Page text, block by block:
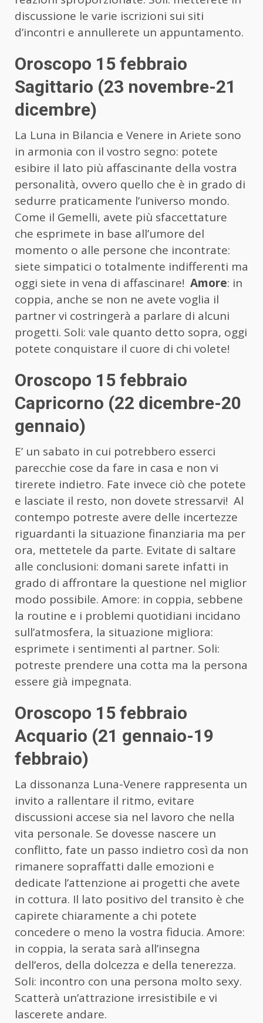
discussione le varie iscrizioni sui siti
d’incontri e annullerete un appuntamento.
Oroscopo 15 febbraio
Sagittario (23 novembre-21
dicembre)
La Luna in Bilancia e Venere in Ariete sono
in armonia con il vostro segno: potete
esibire il lato più affascinante della vostra
personalità, ovvero quello che è in grado di
sedurre praticamente l’universo mondo.
Come il Gemelli, avete più sfaccettature
che esprimete in base all’umore del
momento o alle persone che incontrate:
siete simpatici o totalmente indifferenti ma
oggi siete in vena di affascinare! Amore: in
coppia, anche se non ne avete voglia il
partner vi costringerà a parlare di alcuni
progetti. Soli: vale quanto detto sopra, oggi
potete conquistare il cuore di chi volete!
Oroscopo 15 febbraio
Capricorno (22 dicembre-20
gennaio)
E’ un sabato in cui potrebbero esserci
parecchie cose da fare in casa e non vi
tirerete indietro. Fate invece ciò che potete
e lasciate il resto, non dovete stressarvi! Al
contempo potreste avere delle incertezze
riguardanti la situazione finanziaria ma per
ora, mettetele da parte. Evitate di saltare
alle conclusioni: domani sarete infatti in
grado di affrontare la questione nel miglior
modo possibile. Amore: in coppia, sebbene
la routine e i problemi quotidiani incidano
sull’atmosfera, la situazione migliora:
esprimete i sentimenti al partner. Soli:
potreste prendere una cotta ma la persona
essere già impegnata.
Oroscopo 15 febbraio
Acquario (21 gennaio-19
febbraio)
La dissonanza Luna-Venere rappresenta un
invito a rallentare il ritmo, evitare
discussioni accese sia nel lavoro che nella
vita personale. Se dovesse nascere un
conflitto, fate un passo indietro così da non
rimanere sopraffatti dalle emozioni e
dedicate l’attenzione ai progetti che avete
in cottura. Il lato positivo del transito è che
capirete chiaramente a chi potete
concedere o meno la vostra fiducia. Amore:
in coppia, la serata sarà all’insegna
dell’eros, della dolcezza e della tenerezza.
Soli: incontro con una persona molto sexy.
Scatterà un’attrazione irresistibile e vi
lascerete andare.